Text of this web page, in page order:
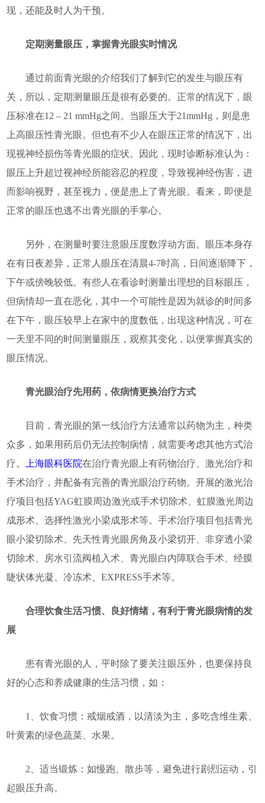
现，还能及时人为干预。
定期测量眼压，掌握青光眼实时情况
通过前面青光眼的介绍我们了解到它的发生与眼压有
关，所以，定期测量眼压是很有必要的。正常的情况下，眼
压标准在12 – 21 mmHg之间。当眼压大于21mmHg，则是患
上高眼压性青光眼。但也有不少人在眼压正常的情况下，出
现视神经损伤等青光眼的症状。因此，现时诊断标准认为：
眼压上升超过视神经所能容忍的程度，导致视神经伤害，进
而影响视野，甚至视力，便是患上了青光眼。看来，即便是
正常的眼压也逃不出青光眼的手掌心。
另外，在测量时要注意眼压度数浮动方面。眼压本身存
在有日夜差异，正常人眼压在清晨4-7时高，日间逐渐降下，
下午或傍晚较低。有些人在看诊时测量出理想的目标眼压，
但病情却一直在恶化，其中一个可能性是因为就诊的时间多
在下午，眼压较早上在家中的度数低，出现这种情况，可在
一天里不同的时间测量眼压，观察其变化，以便掌握真实的
眼压情况。
青光眼治疗先用药，依病情更换治疗方式
目前，青光眼的第一线治疗方法通常以药物为主，种类
众多，如果用药后仍无法控制病情，就需要考虑其他方式治
疗。
上海眼科医院在治疗青光眼上有药物治疗、激光治疗和
手术治疗，并配备有完善的青光眼治疗药物。开展的激光治
疗项目包括YAG虹膜周边激光或手术切除术、虹膜激光周边
成形术、选择性激光小梁成形术等。手术治疗项目包括青光
眼小梁切除术、先天性青光眼房角及小梁切开、非穿透小梁
切除术、房水引流阀植入术、青光眼白内障联合手术、经膜
睫状体光凝、冷冻术、EXPRESS手术等。
合理饮食生活习惯、良好情绪，有利于青光眼病情的发
展
患有青光眼的人，平时除了要关注眼压外，也要保持良
好的心态和养成健康的生活习惯，如：
1、饮食习惯：戒烟戒酒，以清淡为主，多吃含维生素、
叶黄素的绿色蔬菜、水果。
2、适当锻炼：如慢跑、散步等，避免进行剧烈运动，引
起眼压升高。